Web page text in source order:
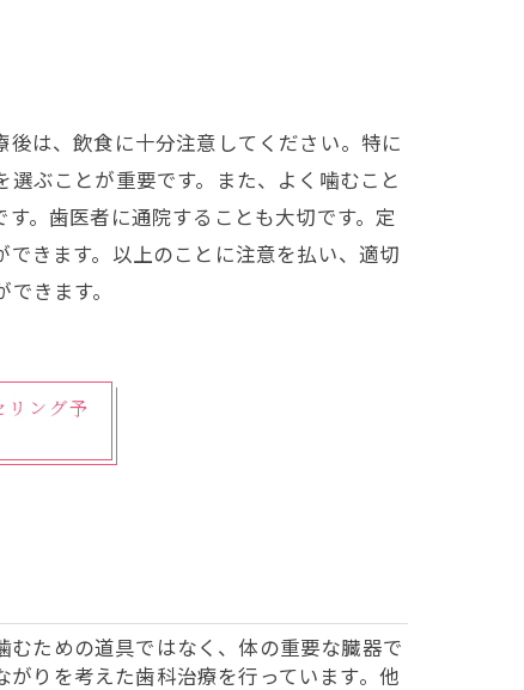
は、飲食に十分注意してください。特に
ぶことが重要です。また、よく噛むこと
。歯医者に通院することも大切です。定
きます。以上のことに注意を払い、適切
きます。
リング予
ための道具ではなく、体の重要な臓器で
りを考えた歯科治療を行っています。他